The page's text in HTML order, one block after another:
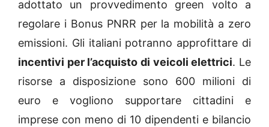
adottato un provvedimento green volto a
regolare i Bonus PNRR per la mobilità a zero
emissioni. Gli italiani potranno approfittare di
incentivi per l’acquisto di veicoli elettrici. Le
risorse a disposizione sono 600 milioni di
euro e vogliono supportare cittadini e
imprese con meno di 10 dipendenti e bilancio